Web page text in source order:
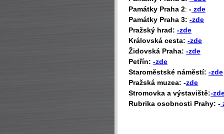
Památky Praha 2: - zde
Památky Praha 3: -zde
Pražský hrad: -zde
Královská cesta: -zde
Židovská Praha: -zde
Petřín: -zde
Staroměstské náměstí: -zde
Pražská muzea: -zde
Stromovka a výstaviště:-
Rubrika osobnosti Prahy: -